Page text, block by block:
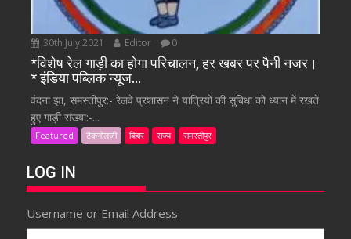
30th July 2021 Editor 0
*विशेष रेल गाड़ी का होगा परिचालन, हर खबर पर पैनी नजर।
* इंडिया पब्लिक न्यूज…
वंदना झा, समस्तीपुर:- रेलवे प्रशासन ने यात्रियों की सुबिधा को ध्यान में रखते
हुए गाड़ी संख्या:-...
Featured टैकनोलजी बिहार राज्य समस्तीपुर
LOG IN
Username or Email Address